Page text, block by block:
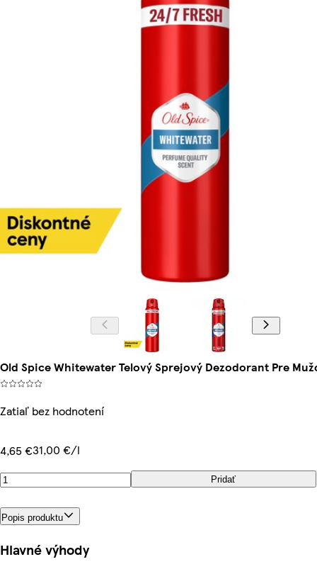
Old Spice Whitewater Telový Sprejový Dezodorant Pre
Zatiaľ bez hodnotení
4,65 €31,00 €/l
Pridať
Popis produktu
Hlavné výhody